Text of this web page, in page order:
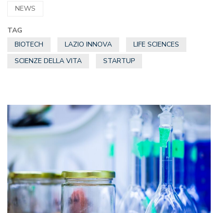
NEWS
TAG
BIOTECH
LAZIO INNOVA
LIFE SCIENCES
SCIENZE DELLA VITA
STARTUP